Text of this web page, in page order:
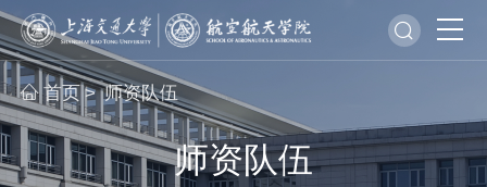
首页 > 师资队伍
师资队伍